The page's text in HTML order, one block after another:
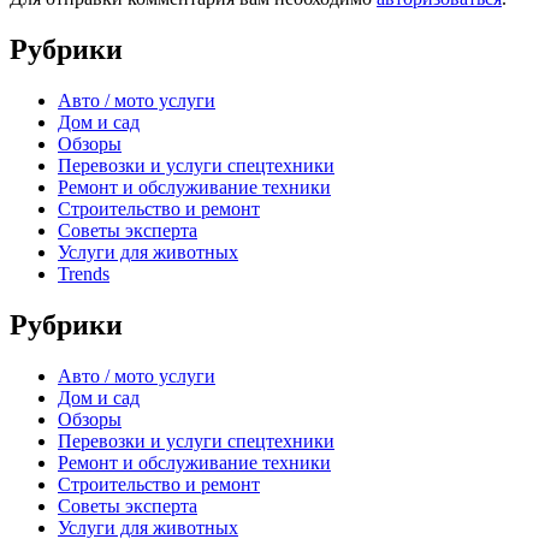
Рубрики
Авто / мото услуги
Дом и сад
Обзоры
Перевозки и услуги спецтехники
Ремонт и обслуживание техники
Строительство и ремонт
Советы эксперта
Услуги для животных
Trends
Рубрики
Авто / мото услуги
Дом и сад
Обзоры
Перевозки и услуги спецтехники
Ремонт и обслуживание техники
Строительство и ремонт
Советы эксперта
Услуги для животных